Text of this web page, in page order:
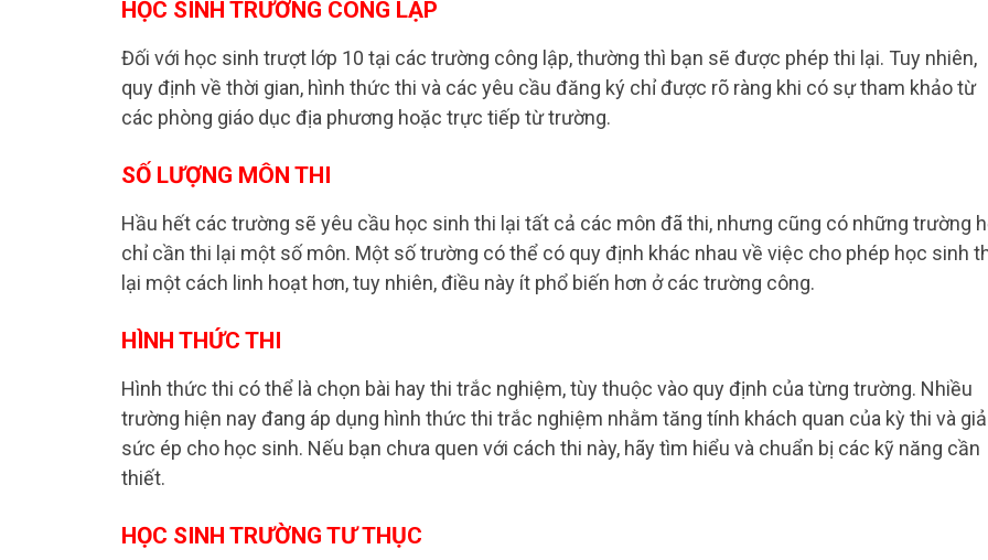
HỌC SINH TRƯỜNG CÔNG LẬP
Đối với học sinh trượt lớp 10 tại các trường công lập, thường thì bạn sẽ được phép thi lại. Tuy nhiên,
quy định về thời gian, hình thức thi và các yêu cầu đăng ký chỉ được rõ ràng khi có sự tham khảo từ
các phòng giáo dục địa phương hoặc trực tiếp từ trường.
SỐ LƯỢNG MÔN THI
Hầu hết các trường sẽ yêu cầu học sinh thi lại tất cả các môn đã thi, nhưng cũng có những trường
chỉ cần thi lại một số môn. Một số trường có thể có quy định khác nhau về việc cho phép học sinh
lại một cách linh hoạt hơn, tuy nhiên, điều này ít phổ biến hơn ở các trường công.
HÌNH THỨC THI
Hình thức thi có thể là chọn bài hay thi trắc nghiệm, tùy thuộc vào quy định của từng trường. Nhiều
trường hiện nay đang áp dụng hình thức thi trắc nghiệm nhằm tăng tính khách quan của kỳ thi và
sức ép cho học sinh. Nếu bạn chưa quen với cách thi này, hãy tìm hiểu và chuẩn bị các kỹ năng cần
thiết.
HỌC SINH TRƯỜNG TƯ THỤC